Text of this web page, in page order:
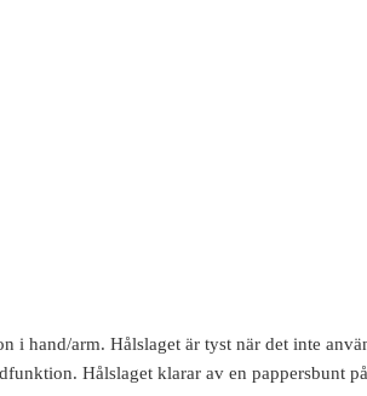
hand/arm. Hålslaget är tyst när det inte
Hålslaget klarar av en pappersbunt